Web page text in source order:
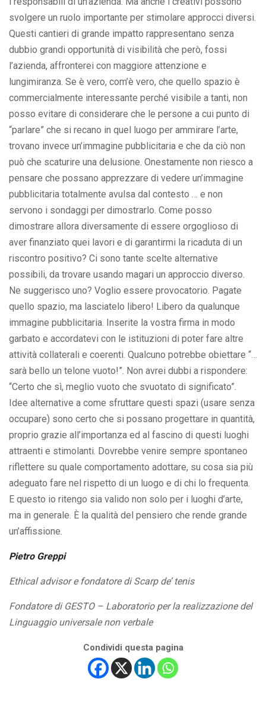
svolgere un ruolo importante per stimolare approcci diversi.
Questi cantieri di grande impatto rappresentano senza
dubbio grandi opportunità di visibilità che però, fossi
l’azienda, affronterei con maggiore attenzione e
lungimiranza. Se è vero, com’è vero, che quello spazio è
commercialmente interessante perché visibile a tanti, non
posso evitare di considerare che le persone a cui punto di
“parlare” che si recano in quel luogo per ammirare l’arte,
trovano invece un’immagine pubblicitaria e che da ciò non
può che scaturire una delusione. Onestamente non riesco a
pensare che possano apprezzare di vedere un’immagine
pubblicitaria totalmente avulsa dal contesto … e non
servono i sondaggi per dimostrarlo. Come posso
dimostrare allora diversamente di essere orgoglioso di
aver finanziato quei lavori e di garantirmi la ricaduta di un
riscontro positivo? Ci sono tante scelte alternative
possibili, da trovare usando magari un approccio diverso.
Ne suggerisco uno? Voglio essere provocatorio. Pagate
quello spazio, ma lasciatelo libero! Libero da qualunque
immagine pubblicitaria. Inserite la vostra firma in modo
garbato e accordatevi con le istituzioni di poter fare altre
attività collaterali e coerenti. Qualcuno potrebbe obiettare “…
sarà bello un telone vuoto!”. Non avrei dubbi a rispondere:
“Certo che sì, meglio vuoto che svuotato di significato”.
Idee alternative a come sfruttare questi spazi (usare senza
occupare) sono certo che si possano progettare in quantità,
proprio grazie all’importanza ed al fascino di questi luoghi
attraenti e stimolanti. Dovrebbe venire sempre spontaneo
riflettere su quale comportamento adottare, su cosa sia più
adeguato fare nel rispetto di un luogo e di chi lo frequenta.
E questo io ritengo sia valido non solo per i luoghi d’arte,
ma in generale. È la qualità del pensiero che rende grande
un’affissione.
Pietro Greppi
Ethical advisor e fondatore di Scarp de’ tenis
Fondatore di GESTO – Laboratorio per la realizzazione del
Linguaggio universale non verbale
Condividi questa pagina